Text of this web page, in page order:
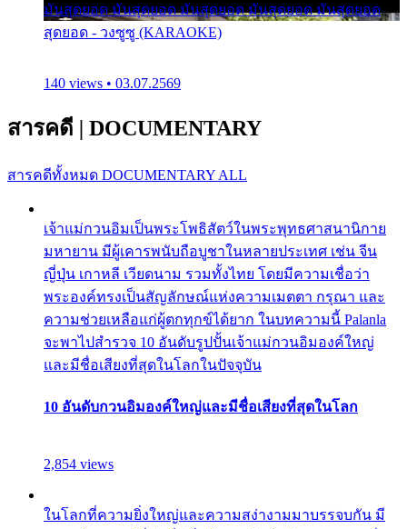
มันสุดยอด มันสุดยอด มันสุดยอด มันสุดยอด มันสุดยอด
สุดยอด - วงซูซู (KARAOKE)
140 views • 03.07.2569
สารคดี | DOCUMENTARY
สารคดีทั้งหมด DOCUMENTARY ALL
เจ้าแม่กวนอิมเป็นพระโพธิสัตว์ในพระพุทธศาสนานิกาย
มหายาน มีผู้เคารพนับถือบูชาในหลายประเทศ เช่น จีน
ญี่ปุ่น เกาหลี เวียดนาม รวมทั้งไทย โดยมีความเชื่อว่า
พระองค์ทรงเป็นสัญลักษณ์แห่งความเมตตา กรุณา และ
ความช่วยเหลือแก่ผู้ตกทุกข์ได้ยาก ในบทความนี้ Palanla
จะพาไปสำรวจ 10 อันดับรูปปั้นเจ้าแม่กวนอิมองค์ใหญ่
และมีชื่อเสียงที่สุดในโลกในปัจจุบัน
10 อันดับกวนอิมองค์ใหญ่และมีชื่อเสียงที่สุดในโลก
2,854 views
ในโลกที่ความยิ่งใหญ่และความสง่างามมาบรรจบกัน มี